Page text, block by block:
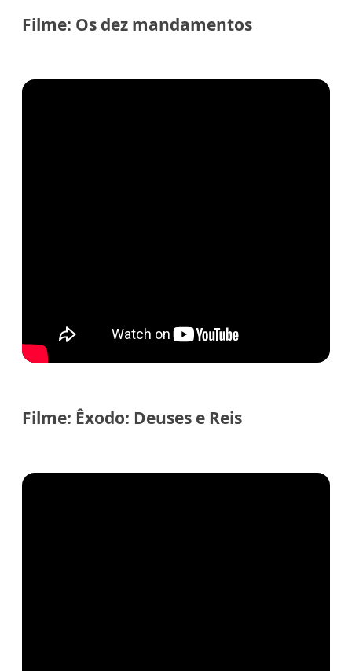
Filme: Os dez mandamentos
Filme: Êxodo: Deuses e Reis